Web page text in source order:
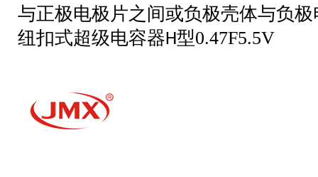
与正极电极片之间或负极壳体与负
纽扣式超级电容器H型0.47F5.5V